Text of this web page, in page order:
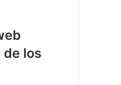
los